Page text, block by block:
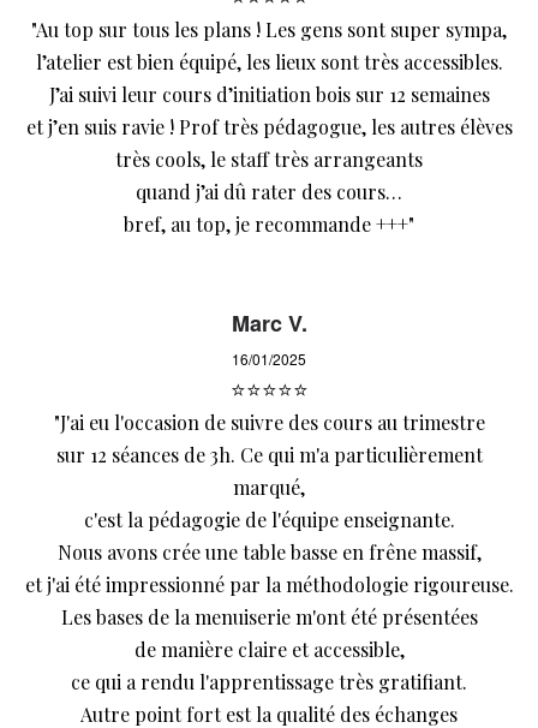
"Au top sur tous les plans ! Les gens sont super sympa,
l’atelier est bien équipé, les lieux sont très accessibles.
J’ai suivi leur cours d’initiation bois sur 12 semaines
et j’en suis ravie ! Prof très pédagogue, les autres élèves
très cools, le staff très arrangeants
quand j’ai dû rater des cours…
bref, au top, je recommande +++"
Marc V.
16/01/2025
⭐⭐⭐⭐⭐
"J'ai eu l'occasion de suivre des cours au trimestre
sur 12 séances de 3h. Ce qui m'a particulièrement
marqué,
c'est la pédagogie de l'équipe enseignante.
Nous avons crée une table basse en frêne massif,
et j'ai été impressionné par la méthodologie rigoureuse.
Les bases de la menuiserie m'ont été présentées
de manière claire et accessible,
ce qui a rendu l'apprentissage très gratifiant.
Autre point fort est la qualité des échanges